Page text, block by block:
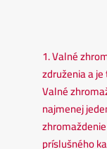
1. Valné
združenia a
Valné
najmenej
príslušného